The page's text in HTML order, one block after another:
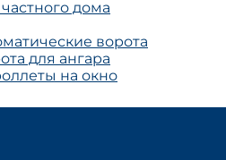
дома
ворота
для ангара
на окно